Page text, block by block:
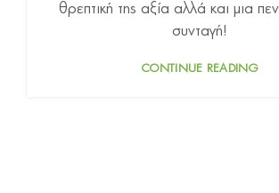
θρεπτική της αξία αλλά και μια
συνταγή!
CONTINUE READING